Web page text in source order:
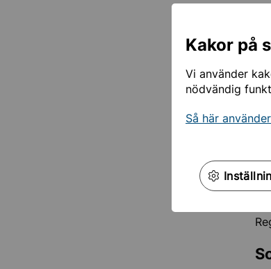
Kakor på
Vi använder
nödvändig
Så här